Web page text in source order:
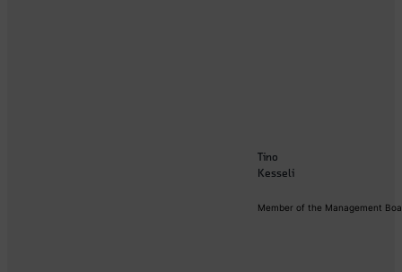
Tino
Kesseli
Member of the Management